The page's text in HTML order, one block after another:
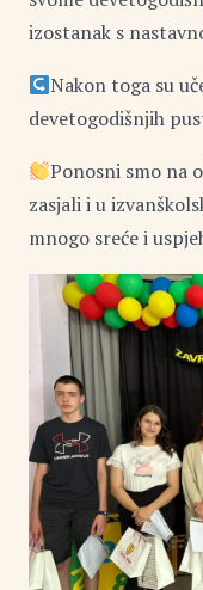
izostanak s
Nakon toga su
devetogodišnjih
Ponosni smo na
zasjali i u
mnogo sreće i